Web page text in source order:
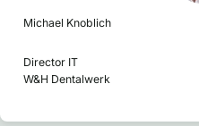
Michael Knoblich
Director IT
W&H Dentalwerk